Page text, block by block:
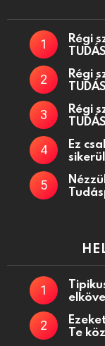
Régi
Régi
Régi
Ez
Te